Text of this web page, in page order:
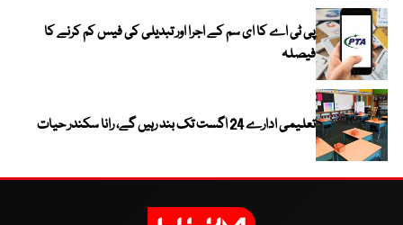
پی ٹی اے کا ای سم کے اجرا اور تبدیلی کی فیس کم کرنے کا
فیصلہ
تعلیمی ادارے 24 اگست تک بند رہیں گے، رانا سکندر حیات